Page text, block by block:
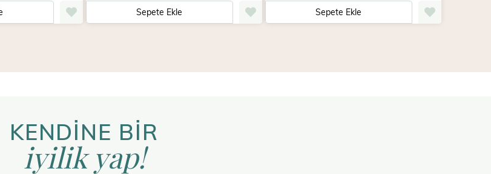
Sepete Ekle Sepete Ekle
KENDİNE BİR
iyilik yap!